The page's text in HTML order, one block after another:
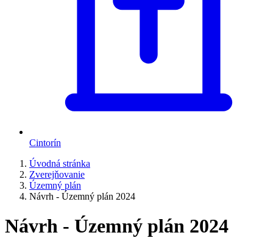
Cintorín
Úvodná stránka
Zverejňovanie
Územný plán
Návrh - Územný plán 2024
Návrh - Územný plán 2024